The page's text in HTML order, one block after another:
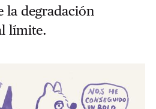
la degradación
límite.